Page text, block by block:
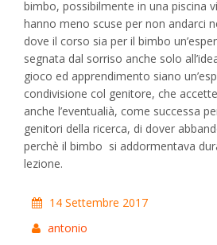
bimbo, possibilmente in una piscina
hanno meno scuse per non andarci
dove il corso sia per il bimbo
segnata dal sorriso anche solo
gioco ed apprendimento siano
condivisione col genitore, che
anche l’eventualià, come successa
genitori della ricerca, di dover
perchè il bimbo si addormentava
lezione.
14 Settembre 2017
antonio